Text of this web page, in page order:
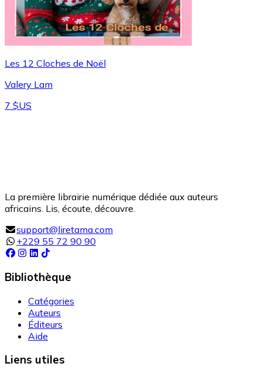
Les 12 Cloches de Noël
Valery Lam
7 $US
La première librairie numérique dédiée aux auteurs
africains. Lis, écoute, découvre.
support@liretama.com
+229 55 72 90 90
Bibliothèque
Catégories
Auteurs
Éditeurs
Aide
Liens utiles